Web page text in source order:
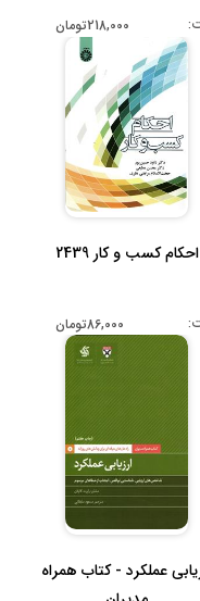
218,000تومان
احکام کسب و کار 2439
86,000تومان
عملکرد - کتاب همراه